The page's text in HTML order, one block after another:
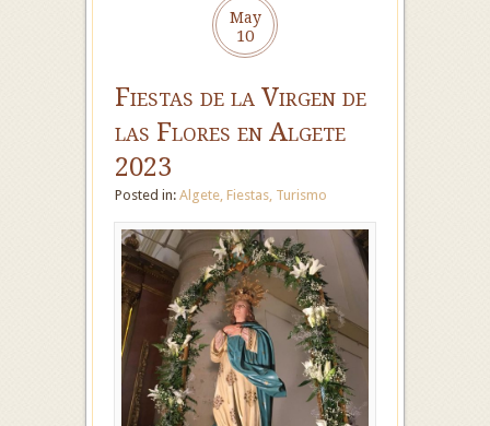
May
10
Fiestas de la Virgen de
las Flores en Algete
2023
Posted in: Algete, Fiestas, Turismo